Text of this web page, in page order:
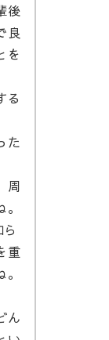
後
良
を
る
た
周
重
ん